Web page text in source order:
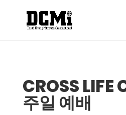
CROSS LIFE
주일 예배